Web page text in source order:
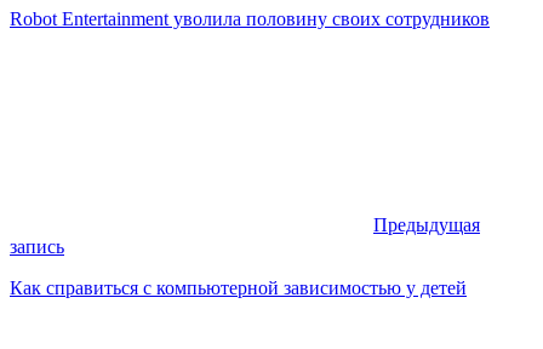
Robot Entertainment уволила половину своих сотрудников
Предыдущая
запись
Как справиться с компьютерной зависимостью у детей